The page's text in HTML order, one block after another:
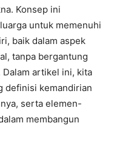
Konsep ini
untuk memenuhi
baik dalam aspek
tanpa bergantung
Dalam artikel ini, kita
definisi kemandirian
serta elemen-
membangun